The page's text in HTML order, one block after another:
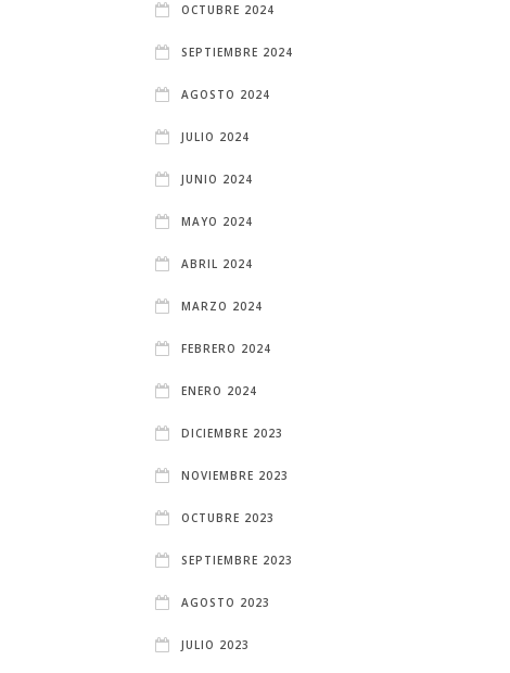
OCTUBRE 2024
SEPTIEMBRE 2024
AGOSTO 2024
JULIO 2024
JUNIO 2024
MAYO 2024
ABRIL 2024
MARZO 2024
FEBRERO 2024
ENERO 2024
DICIEMBRE 2023
NOVIEMBRE 2023
OCTUBRE 2023
SEPTIEMBRE 2023
AGOSTO 2023
JULIO 2023